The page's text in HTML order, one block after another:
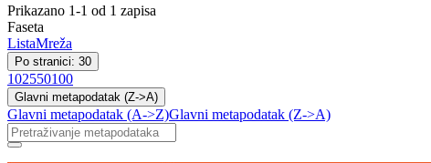
Prikazano 1-1 od 1 zapisa
Faseta
ListaMreža
Po stranici: 30
102550100
Glavni metapodatak (Z->A)
Glavni metapodatak (A->Z)Glavni metapodatak (Z->A)